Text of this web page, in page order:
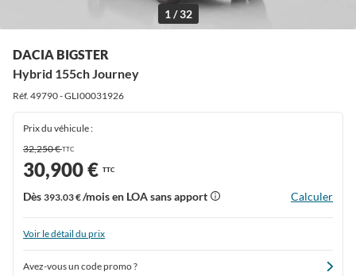
1 / 32
DACIA BIGSTER
Hybrid 155ch Journey
Réf. 49790 - GLI00031926
Prix du véhicule :
32,250 €TTC
30,900 € TTC
Dès 393.03 €/mois en LOA sans apport Calculer
Voir le détail du prix
Avez-vous un code promo ?